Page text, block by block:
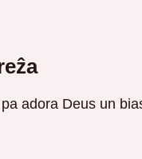
adora Deus un